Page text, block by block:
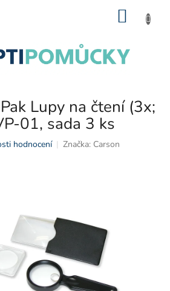
Lupy na čtení (3x;
01, sada 3 ks
hodnocení Značka: Carson